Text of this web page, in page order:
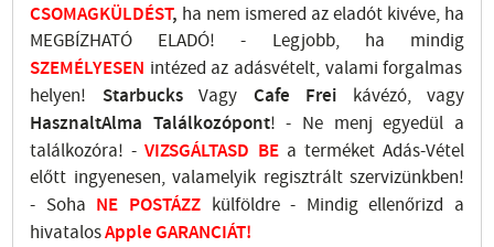
CSOMAGKÜLDÉST, ha nem ismered az eladót kivéve, ha
MEGBÍZHATÓ ELADÓ! - Legjobb, ha mindig
SZEMÉLYESEN intézed az adásvételt, valami forgalmas
helyen! StarbucksVagy Cafe Frei kávézó, vagy
HasznaltAlma Találkozópont! - Ne menj egyedül a
találkozóra! - VIZSGÁLTASD BEa terméket Adás-Vétel
előtt ingyenesen, valamelyik regisztrált szervizünkben!
- Soha NE POSTÁZZ külföldre- Mindig ellenőrizd a
hivatalosApple GARANCIÁT!